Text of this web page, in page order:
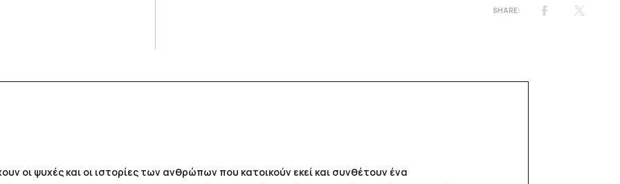
οι ψυχές και οι ιστορίες των ανθρώπων που κατοικούν εκεί και συνθέτουν ένα